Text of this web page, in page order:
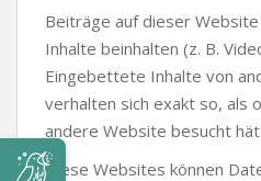
Beiträge auf dieser
Inhalte beinhalten (z. B.
Eingebettete Inhalte von
verhalten sich exakt so, als
andere Website besucht
Diese Websites können